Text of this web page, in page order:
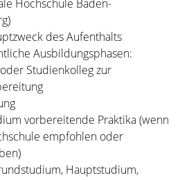
Hochschule Baden-
des Aufenthalts
Ausbildungsphasen:
Studienkolleg zur
vorbereitende Praktika (wenn
empfohlen oder
Hauptstudium,